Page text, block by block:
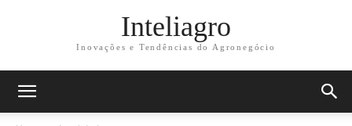
Inteliagro
Inovações e Tendências do Agronegócio